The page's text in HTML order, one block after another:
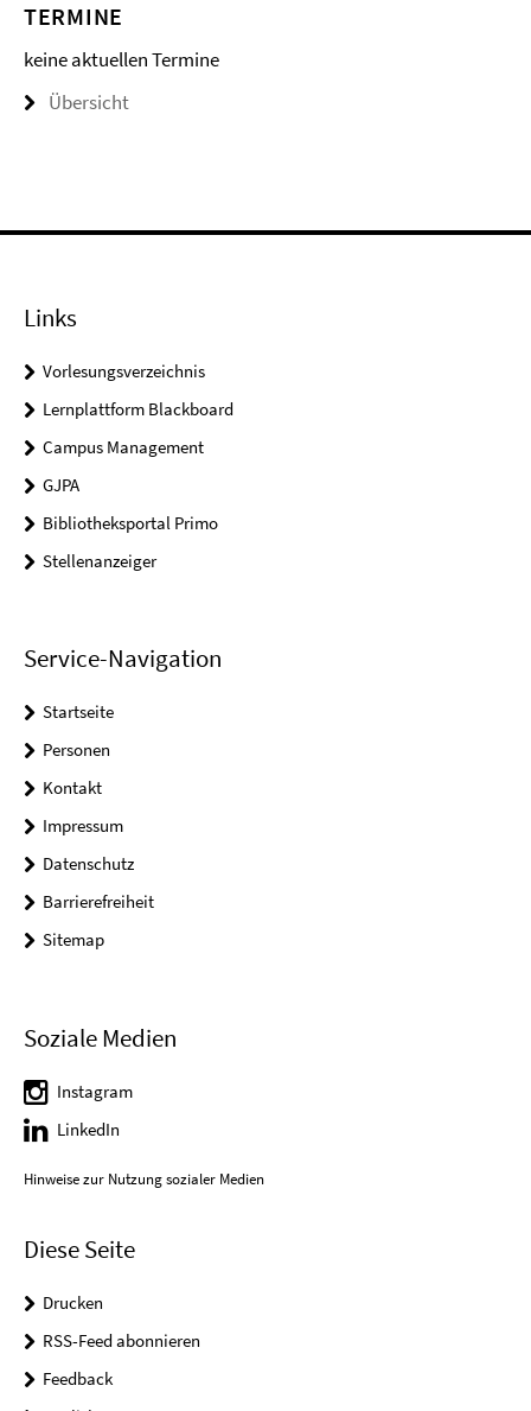
TERMINE
keine aktuellen Termine
Übersicht
Links
Vorlesungsverzeichnis
Lernplattform Blackboard
Campus Management
GJPA
Bibliotheksportal Primo
Stellenanzeiger
Service-Navigation
Startseite
Personen
Kontakt
Impressum
Datenschutz
Barrierefreiheit
Sitemap
Soziale Medien
Instagram
LinkedIn
Hinweise zur Nutzung sozialer Medien
Diese Seite
Drucken
RSS-Feed abonnieren
Feedback